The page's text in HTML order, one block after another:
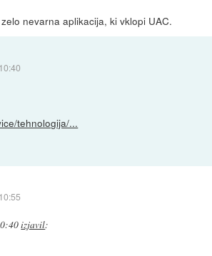
nevarna aplikacija, ki vklopi UAC.
tehnologija/...
izjavil: